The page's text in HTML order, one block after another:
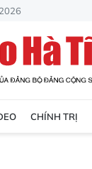
CHÍNH TRỊ